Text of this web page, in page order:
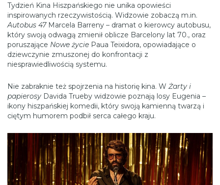
Tydzień Kina Hiszpańskiego nie unika opowieści
inspirowanych rzeczywistością. Widzowie zobaczą m.in.
Autobus 47Marcela Barreny – dramat o kierowcy autobusu,
który swoją odwagą zmienił oblicze Barcelony lat 70., oraz
poruszające Nowe życie Paua Teixidora, opowiadające o
dziewczynie zmuszonej do konfrontacji z
niesprawiedliwością systemu.
Nie zabraknie też spojrzenia na historię kina. W Żarty i
papierosy Davida Trueby widzowie poznają losy Eugenia –
ikony hiszpańskiej komedii, który swoją kamienną twarzą i
ciętym humorem podbił serca całego kraju.